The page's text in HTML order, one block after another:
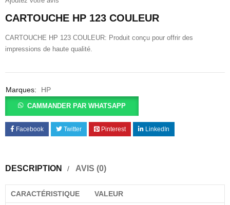
CARTOUCHE HP 123 COULEUR
CARTOUCHE HP 123 COULEUR: Produit conçu pour offrir des
impressions de haute qualité.
Marques: HP
CAMMANDER PAR WHATSAPP
Facebook Twitter Pinterest LinkedIn
DESCRIPTION AVIS (0)
CARACTÉRISTIQUE VALEUR